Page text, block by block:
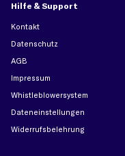
Hilfe & Support
Kontakt
Datenschutz
AGB
Impressum
Whistleblowersystem
Dateneinstellungen
Widerrufsbelehrung